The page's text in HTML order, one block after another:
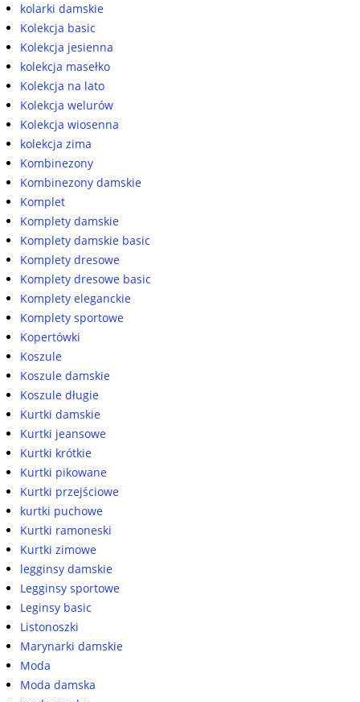
kolarki damskie
Kolekcja basic
Kolekcja jesienna
kolekcja masełko
Kolekcja na lato
Kolekcja welurów
Kolekcja wiosenna
kolekcja zima
Kombinezony
Kombinezony damskie
Komplet
Komplety damskie
Komplety damskie basic
Komplety dresowe
Komplety dresowe basic
Komplety eleganckie
Komplety sportowe
Kopertówki
Koszule
Koszule damskie
Koszule długie
Kurtki damskie
Kurtki jeansowe
Kurtki krótkie
Kurtki pikowane
Kurtki przejściowe
kurtki puchowe
Kurtki ramoneski
Kurtki zimowe
legginsy damskie
Legginsy sportowe
Leginsy basic
Listonoszki
Marynarki damskie
Moda
Moda damska